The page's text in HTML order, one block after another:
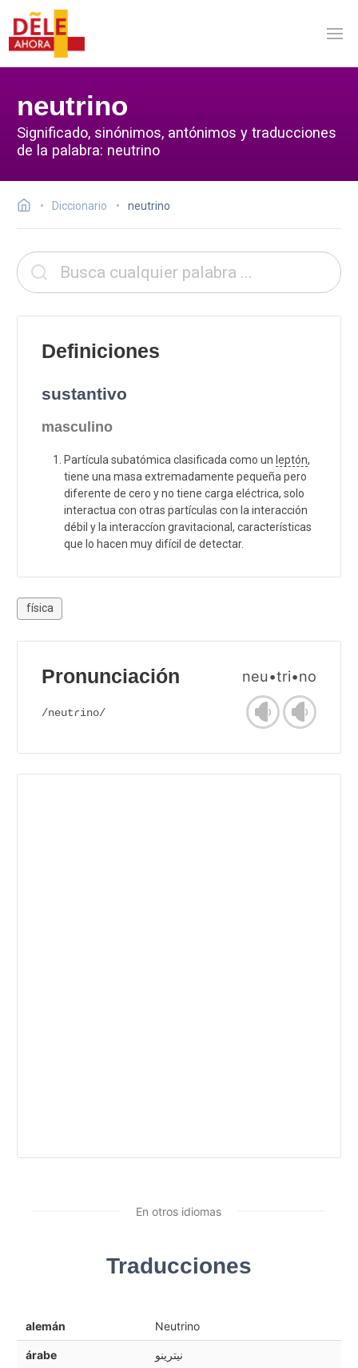
neutrino
Significado, sinónimos, antónimos y traducciones
de la palabra: neutrino
Diccionario neutrino
Definiciones
sustantivo
masculino
Partícula subatómica clasificada como un leptón,
tiene una masa extremadamente pequeña pero
diferente de cero y no tiene carga eléctrica, solo
interactua con otras partículas con la interacción
débil y la interaccíon gravitacional, características
que lo hacen muy difícil de detectar.
física
Pronunciación neu•tri•no
/neutɾino/
En otros idiomas
Traducciones
alemán Neutrino
árabe نيترينو